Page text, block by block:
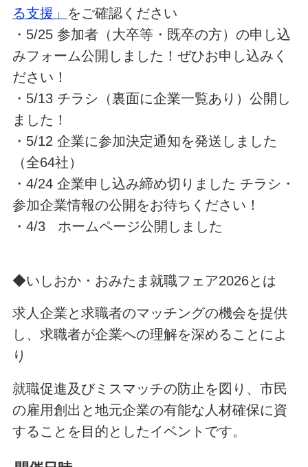
る支援」 をご確認ください
・5/25 参加者（大卒等・既卒の方）の申し込
みフォーム公開しました！ぜひお申し込みく
ださい！
・5/13 チラシ（裏面に企業一覧あり）公開し
ました！
・5/12 企業に参加決定通知を発送しました
（全64社）
・4/24 企業申し込み締め切りました チラシ・
参加企業情報の公開をお待ちください！
・4/3 ホームページ公開しました
◆いしおか・おみたま就職フェア2026とは
求人企業と求職者のマッチングの機会を提供
し、求職者が企業への理解を深めることによ
り
就職促進及びミスマッチの防止を図り、市民
の雇用創出と地元企業の有能な人材確保に資
することを目的としたイベントです。